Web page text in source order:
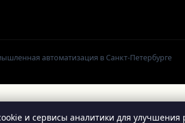
автоматизация в Санкт-Петербурге
и сервисы аналитики для улучшения